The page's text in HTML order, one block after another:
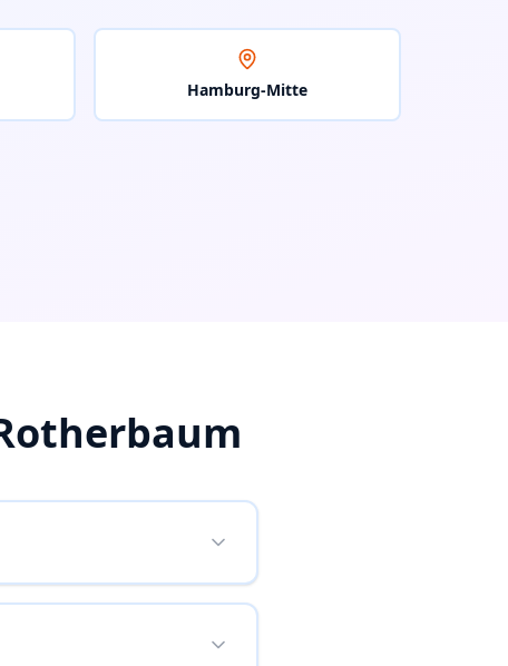
Hamburg-Mitte